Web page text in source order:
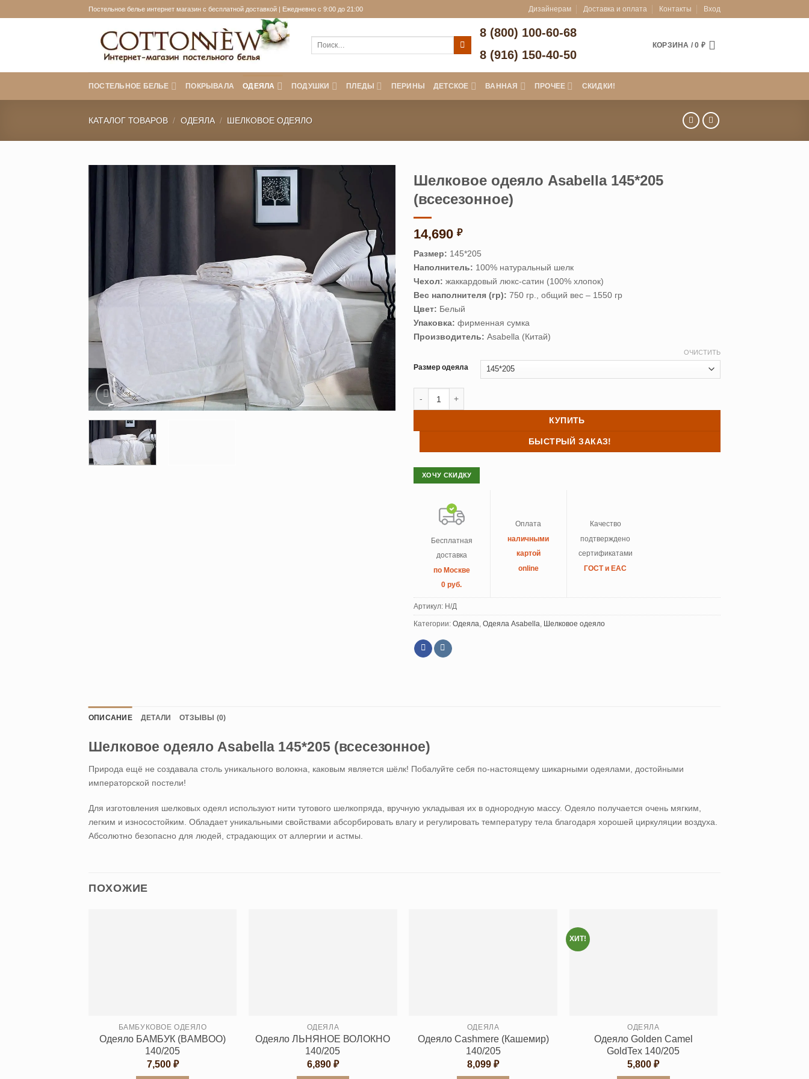
to
Постельное белье интернет магазин с бесплатной доставкой | Ежедневно с 9:00 до 21:00 Дизайнерам Доставка и оплата Контакты Вход
8 (800) 100-60-68
8 (916) 150-40-50
КОРЗИНА /0 ₽
ПОСТЕЛЬНОЕ БЕЛЬЕ ПОКРЫВАЛА ОДЕЯЛА ПОДУШКИ ПЛЕДЫ ПЕРИНЫ ДЕТСКОЕ ВАННАЯ ПРОЧЕЕ СКИДКИ!
КАТАЛОГ ТОВАРОВ / ОДЕЯЛА / ШЕЛКОВОЕ ОДЕЯЛО
Шелковое одеяло Asabella 145*205
(всесезонное)
14,690 ₽
Размер: 145*205
Наполнитель: 100% натуральный шелк
Чехол: жаккардовый люкс-сатин (100% хлопок)
Вес наполнителя (гр): 750 гр., общий вес – 1550 гр
Цвет: Белый
Упаковка: фирменная сумка
Производитель: Asabella (Китай)
Размер одеяла
ОЧИСТИТЬ
КУПИТЬ
БЫСТРЫЙ ЗАКАЗ!
ХОЧУ СКИДКУ
Бесплатная
доставка
по Москве
0 руб.
Оплата
наличными
картой
online
Качество
подтверждено
сертификатами
ГОСТ и ЕАС
Артикул: Н/Д
Категории: Одеяла Одеяла Asabella Шелковое одеяло
ОПИСАНИЕ ДЕТАЛИ ОТЗЫВЫ (0)
Шелковое одеяло Asabella 145*205 (всесезонное)
Природа ещё не создавала столь уникального волокна, каковым является шёлк! Побалуйте себя по-настоящему шикарными одеялами, достойными
императорской постели!
Для изготовления шелковых одеял используют нити тутового шелкопряда, вручную укладывая их в однородную массу. Одеяло получается очень мягким,
легким и износостойким. Обладает уникальными свойствами абсорбировать влагу и регулировать температуру тела благодаря хорошей циркуляции воздуха.
Абсолютно безопасно для людей, страдающих от аллергии и астмы.
ПОХОЖИЕ
БАМБУКОВОЕ ОДЕЯЛО
Одеяло БАМБУК (BAMBOO)
140/205
7,500 ₽
ОДЕЯЛА
Одеяло ЛЬНЯНОЕ ВОЛОКНО
140/205
6,890 ₽
ОДЕЯЛА
Одеяло Cashmеre (Кашемир)
140/205
8,099₽
ХИТ!
ОДЕЯЛА
Одеяло Golden Camel
GoldTex 140/205
5,800₽